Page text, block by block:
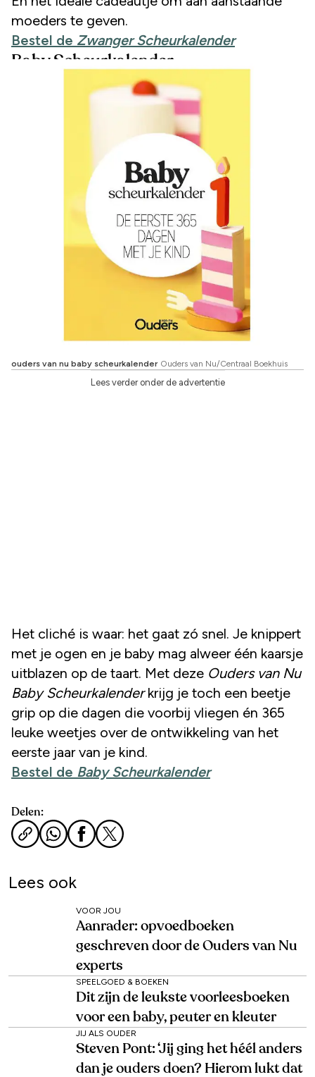
moeders te geven.
Bestel de Zwanger Scheurkalender
Baby Scheurkalender
ouders van nu baby scheurkalender Ouders van Nu/Centraal Boekhuis
Lees verder onder de advertentie
Het cliché is waar: het gaat zó snel. Je knippert
met je ogen en je baby mag alweer één kaarsje
uitblazen op de taart. Met deze Ouders van Nu
Baby Scheurkalenderkrijg je toch een beetje
grip op die dagen die voorbij vliegen én 365
leuke weetjes over de ontwikkeling van het
eerste jaar van je kind.
Bestel de Baby Scheurkalender
Delen:
Lees ook
VOOR JOU
Aanrader: opvoedboeken
geschreven door de Ouders van Nu
experts
SPEELGOED & BOEKEN
Dit zijn de leukste voorleesboeken
voor een baby, peuter en kleuter
JIJ ALS OUDER
Steven Pont: ‘Jij ging het héél anders
dan je ouders doen? Hierom lukt dat